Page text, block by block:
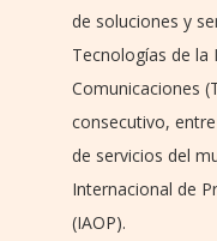
de soluciones y
Tecnologías de la
Comunicaciones
consecutivo,
de servicios del
Internacional de
(IAOP).